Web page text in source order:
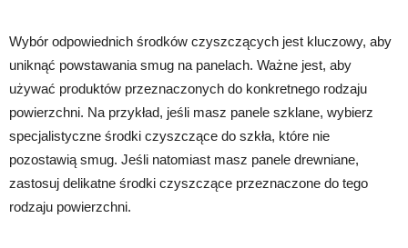
Wybór odpowiednich środków czyszczących jest kluczowy, aby
uniknąć powstawania smug na panelach. Ważne jest, aby
używać produktów przeznaczonych do konkretnego rodzaju
powierzchni. Na przykład, jeśli masz panele szklane, wybierz
specjalistyczne środki czyszczące do szkła, które nie
pozostawią smug. Jeśli natomiast masz panele drewniane,
zastosuj delikatne środki czyszczące przeznaczone do tego
rodzaju powierzchni.